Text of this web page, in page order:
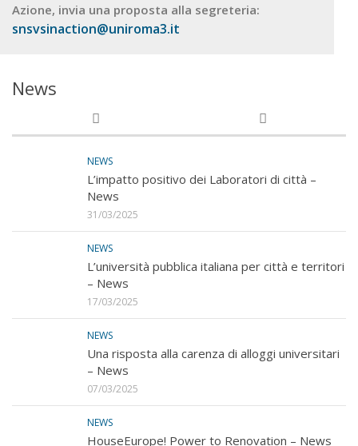
Azione, invia una proposta alla segreteria:
snsvsinaction@uniroma3.it
News
NEWS
L’impatto positivo dei Laboratori di città –
News
31/03/2025
NEWS
L’università pubblica italiana per città e territori
– News
17/03/2025
NEWS
Una risposta alla carenza di alloggi universitari
– News
07/03/2025
NEWS
HouseEurope! Power to Renovation – News